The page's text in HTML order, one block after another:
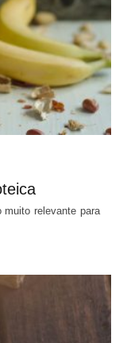
muito relevante para